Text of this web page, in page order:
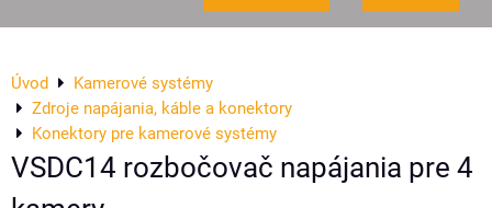
Úvod
Kamerové systémy
Zdroje napájania, káble a konektory
Konektory pre kamerové systémy
VSDC14 rozbočovač napájania pre 4